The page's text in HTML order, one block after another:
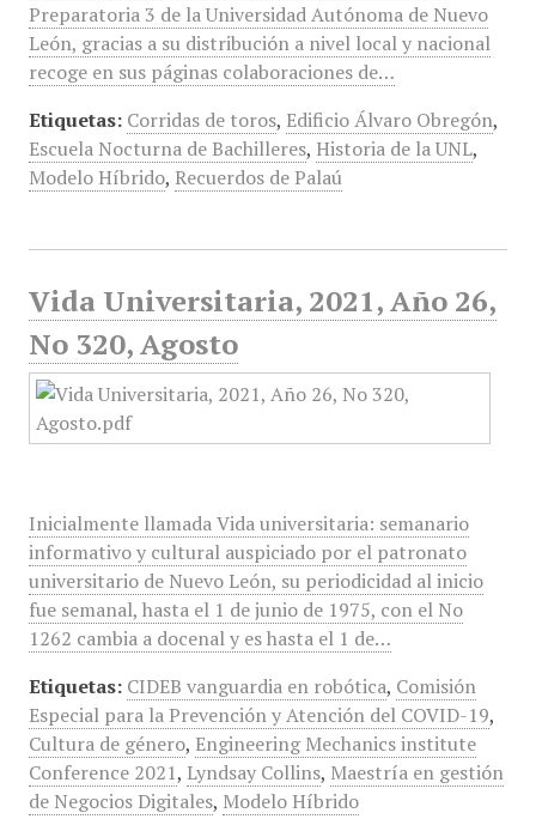
Preparatoria 3 de la Universidad Autónoma de Nuevo
León, gracias a su distribución a nivel local y nacional
recoge en sus páginas colaboraciones de…
Etiquetas: Corridas de toros, Edificio Álvaro Obregón,
Escuela Nocturna de Bachilleres, Historia de la UNL,
Modelo Híbrido, Recuerdos de Palaú
Vida Universitaria, 2021, Año 26,
No 320, Agosto
Inicialmente llamada Vida universitaria: semanario
informativo y cultural auspiciado por el patronato
universitario de Nuevo León, su periodicidad al inicio
fue semanal, hasta el 1 de junio de 1975, con el No
1262 cambia a docenal y es hasta el 1 de…
Etiquetas: CIDEB vanguardia en robótica, Comisión
Especial para la Prevención y Atención del COVID-19,
Cultura de género, Engineering Mechanics institute
Conference 2021, Lyndsay Collins, Maestría en gestión
de Negocios Digitales, Modelo Híbrido